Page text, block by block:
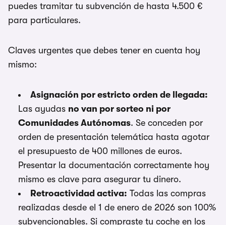
puedes tramitar tu subvención de hasta 4.500 €
para particulares.
Claves urgentes que debes tener en cuenta hoy
mismo:
Asignación por estricto orden de llegada:
Las ayudas no van por sorteo ni por
Comunidades Autónomas. Se conceden por
orden de presentación telemática hasta agotar
el presupuesto de 400 millones de euros.
Presentar la documentación correctamente hoy
mismo es clave para asegurar tu dinero.
Retroactividad activa: Todas las compras
realizadas desde el 1 de enero de 2026 son 100%
subvencionables. Si compraste tu coche en los